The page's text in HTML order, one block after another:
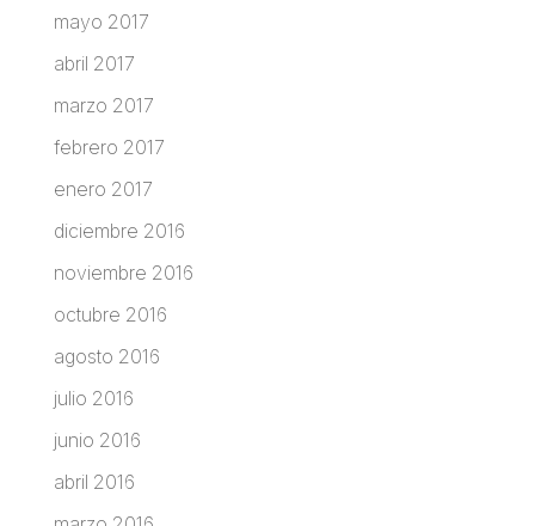
mayo 2017
abril 2017
marzo 2017
febrero 2017
enero 2017
diciembre 2016
noviembre 2016
octubre 2016
agosto 2016
julio 2016
junio 2016
abril 2016